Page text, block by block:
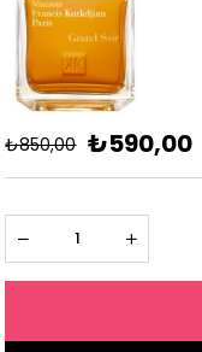
₺850,00 ₺590,00